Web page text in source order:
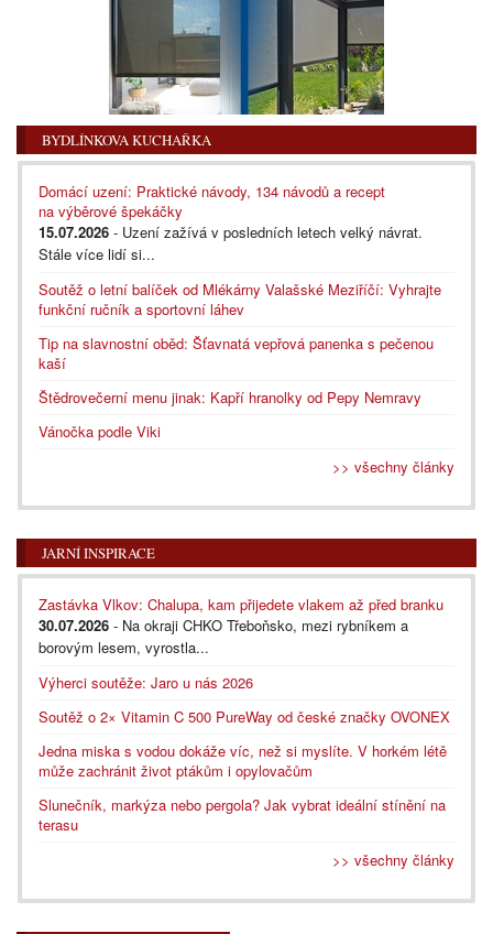
BYDLÍNKOVA KUCHAŘKA
Domácí uzení: Praktické návody, 134 návodů a recept
na výběrové špekáčky
15.07.2026 - Uzení zažívá v posledních letech velký návrat.
Stále více lidí si...
Soutěž o letní balíček od Mlékárny Valašské Meziříčí: Vyhrajte
funkční ručník a sportovní láhev
Tip na slavnostní oběd: Šťavnatá vepřová panenka s pečenou
kaší
Štědrovečerní menu jinak: Kapří hranolky od Pepy Nemravy
Vánočka podle Viki
>> všechny články
JARNÍ INSPIRACE
Zastávka Vlkov: Chalupa, kam přijedete vlakem až před branku
30.07.2026 - Na okraji CHKO Třeboňsko, mezi rybníkem a
borovým lesem, vyrostla...
Výherci soutěže: Jaro u nás 2026
Soutěž o 2× Vitamin C 500 PureWay od české značky OVONEX
Jedna miska s vodou dokáže víc, než si myslíte. V horkém létě
může zachránit život ptákům i opylovačům
Slunečník, markýza nebo pergola? Jak vybrat ideální stínění na
terasu
>> všechny články